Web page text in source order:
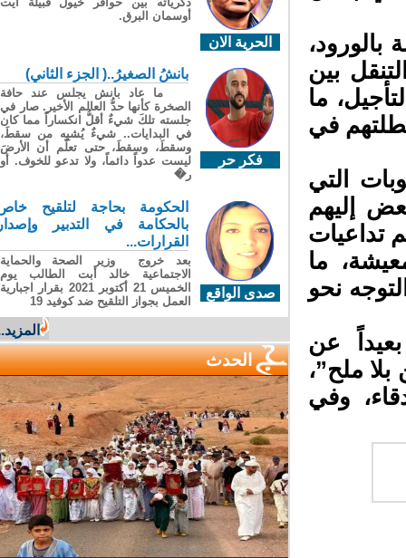
غير‭ ‬أن‭ ‬العودة‭ ‬إلى‭ ‬المغرب‭ ‬لا‭ ‬تكون‭ ‬دائماً‭ ‬مفروشة‭ ‬بالورود،‭
‬إذ‭ ‬تتخللها‭ ‬العديد‭ ‬من‭ ‬الإكراهات،‭ ‬من‭ ‬بينها‭ ‬كثرة‭ ‬التنقل‭ ‬بين‭
‬بعض‭ ‬الإدارات‭ ‬العمومية‭ ‬لقضاء‭ ‬مصالح‭ ‬لا‭ ‬تحتمل‭ ‬التأجيل،‭ ‬ما‭
‬يشتكي‭ ‬منها‭ ‬مغاربة‭ ‬العالم،‭ ‬إلى‭ ‬جانب‭ ‬نظرة‭ ‬البعض‭ ‬إليهم‭
‬وكأنهم‭ ‬“بنك‭ ‬متنقل”،‭ ‬في‭ ‬وقت‭ ‬يواجه‭ ‬فيه‭ ‬كثير‭ ‬منهم‭ ‬تداعيات‭
‬الأزمات‭ ‬الاقتصادية‭ ‬العالمية‭ ‬وارتفاع‭ ‬تكاليف‭ ‬المعيشة،‭ ‬ما‭
‬يدفع‭ ‬بعضهم‭ ‬إلى‭ ‬التفكير‭ ‬ملياً‭ ‬قبل‭ ‬حزم‭ ‬حقائبهم‭ ‬والتوجه‭ ‬نحو‭
ورغم‭ ‬هذه‭ ‬الإكراهات،‭ ‬تبقى‭ ‬العطلة‭ ‬الصيفية‭ ‬بعيداً‭ ‬عن‭
الحرية الان
أوسمان البرق.
فكر حر
بانشُ الصغيرُ..( الجزء الثاني)
ما عاد بانش يجلس عند حافة
الصخرة كأنها حدُّ العالم الأخير. صار في
جلسته تلكَ شيءٌ أقلُّ انكساراً مما كان
في البدايات.. شيءٌ يُشبِه من سقطَ،
وسقطَ، وسقطَ، حتى تعلّم أن الأرضَ
ليست عدواً دائماً، ولا تدعو للخوف. أو
ر�
صدى الواقع
الحكومة بحاجة لتلقيح خاص
بالحكامة في التدبير وإصدار
القرارات...
بعد خروج وزير الصحة والحماية
الاجتماعية خالد أبت الطالب يوم
الخميس 21 أكتوبر 2021 بقرار اجبارية
العمل بجواز التلقيح ضد كوفيد 19
المزيد...
الحدث